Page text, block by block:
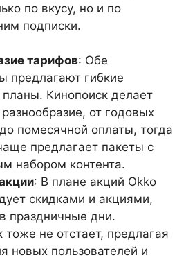
по вкусу, но и по
подписки.
тарифов: Обе
предлагают гибкие
Кинопоиск делает
от годовых
помесячной оплаты, тогда
предлагает пакеты с
набором контента.
: В плане акций Okko
скидками и акциями,
праздничные дни.
тоже не отстает, предлагая
новых пользователей и